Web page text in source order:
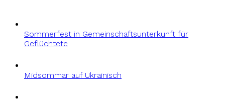
Sommerfest in Gemeinschaftsunterkunft für
Geflüchtete
Midsommar auf Ukrainisch